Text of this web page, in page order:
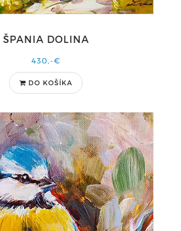
ŠPANIA DOLINA
430,-€
DO KOŠÍKA